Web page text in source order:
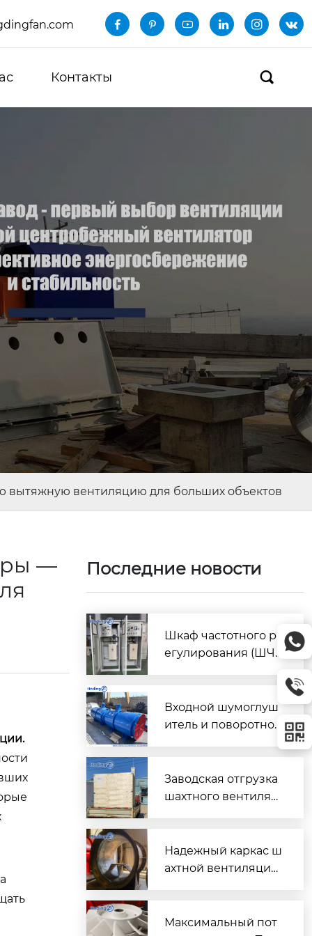
     
Контакты 
вентиляцию для больших объектов
—
Последние новости
Шкаф частотного р
егулирования (ШЧ
ext{ кВт}$
Входной шумоглуш
итель и поворотно-
вентилятора главно
го проветривания
Заводская отгрузка
шахтного вентилят
его объекта в Казах
стане
Надежный каркас ш
ахтной вентиляции:
DK
Максимальный пот